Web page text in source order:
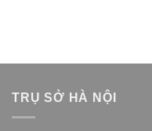
TRỤ SỞ HÀ NỘI